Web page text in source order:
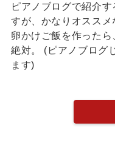
ピアノブログで紹介
すが、かなりオスス
卵かけご飯を作ったら
絶対。 (ピアノブログ
ます)